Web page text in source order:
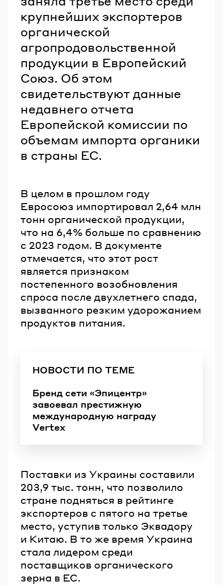
крупнейших экспортеров
органической
агропродовольственной
продукции в Европейский
Союз. Об этом
свидетельствуют данные
недавнего отчета
Европейской комиссии по
объемам импорта органики
в страны ЕС.
В целом в прошлом году
Евросоюз импортировал 2,64 млн
тонн органической продукции,
что на 6,4% больше по сравнению
с 2023 годом. В документе
отмечается, что этот рост
является признаком
постепенного возобновления
спроса после двухлетнего спада,
вызванного резким удорожанием
продуктов питания.
НОВОСТИ ПО ТЕМЕ
Бренд сети «Эпицентр»
завоевал престижную
международную награду
Vertex
Поставки из Украины составили
203,9 тыс. тонн, что позволило
стране подняться в рейтинге
экспортеров с пятого на третье
место, уступив только Эквадору
и Китаю. В то же время Украина
стала лидером среди
поставщиков органического
зерна в ЕС.